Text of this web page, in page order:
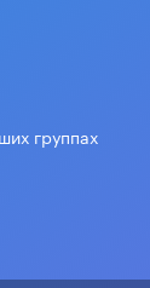
группах